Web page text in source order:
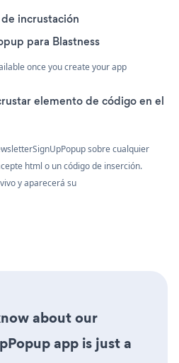
incrustación
para Blastness
once you create your app
elemento de código en el
sobre cualquier
html o un código de inserción.
y aparecerá su
about our
app is just a